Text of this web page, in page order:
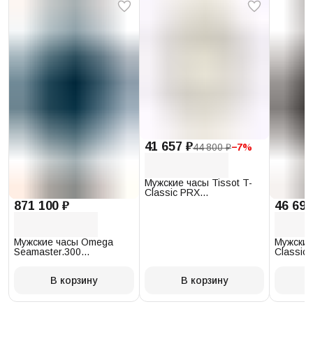
871 100 ₽
Мужские часы Omega
Seamaster.300
В корзину
41 657 ₽44 800 ₽−7%
Мужские часы Tissot T-
Classic PRX
В корзину
46
Classic